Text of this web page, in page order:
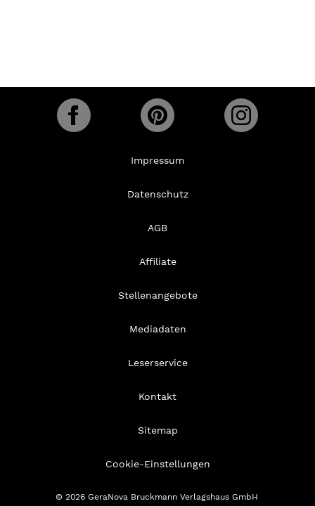
Impressum
Datenschutz
AGB
Affiliate
Stellenangebote
Mediadaten
Leserservice
Kontakt
Sitemap
Cookie-Einstellungen
© 2026 GeraNova Bruckmann Verlagshaus GmbH